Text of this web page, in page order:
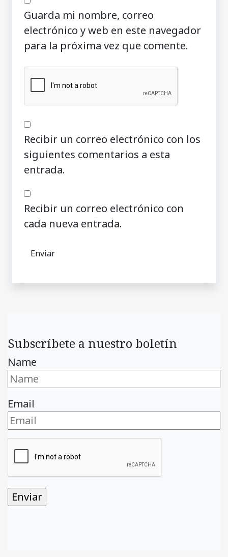
Guarda mi nombre, correo
electrónico y web en este navegador
para la próxima vez que comente.
Recibir un correo electrónico con los
siguientes comentarios a esta
entrada.
Recibir un correo electrónico con
cada nueva entrada.
Subscríbete a nuestro boletín
Name
Email